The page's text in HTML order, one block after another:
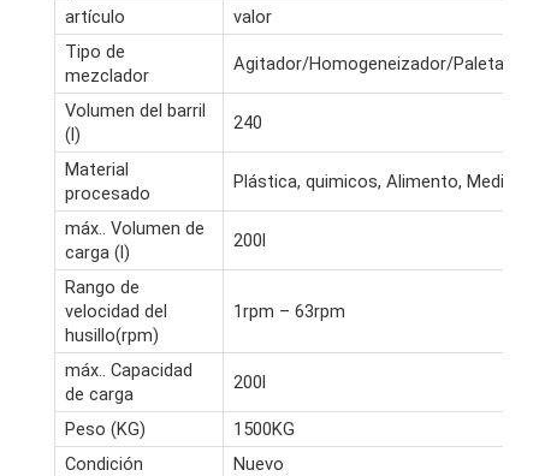
artículo
valor
Tipo de
mezclador
Agitador/Homogeneizador/Paleta/
Volumen del barril
(l)
240
Material
procesado
Plástica, quimicos, Alimento,
máx.. Volumen de
carga (l)
200l
Rango de
velocidad del
husillo(rpm)
1rpm – 63rpm
máx.. Capacidad
de carga
200l
Peso (KG)
1500KG
Condición
Nuevo